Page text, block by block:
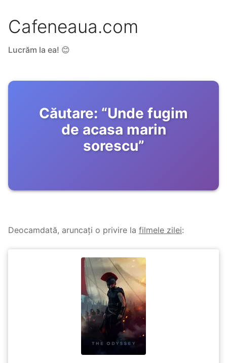
Cafeneaua.com
Lucrăm la ea! 😊
Căutare: “Unde fugim
de acasa marin
sorescu”
Deocamdată, aruncați o privire la filmele zilei: